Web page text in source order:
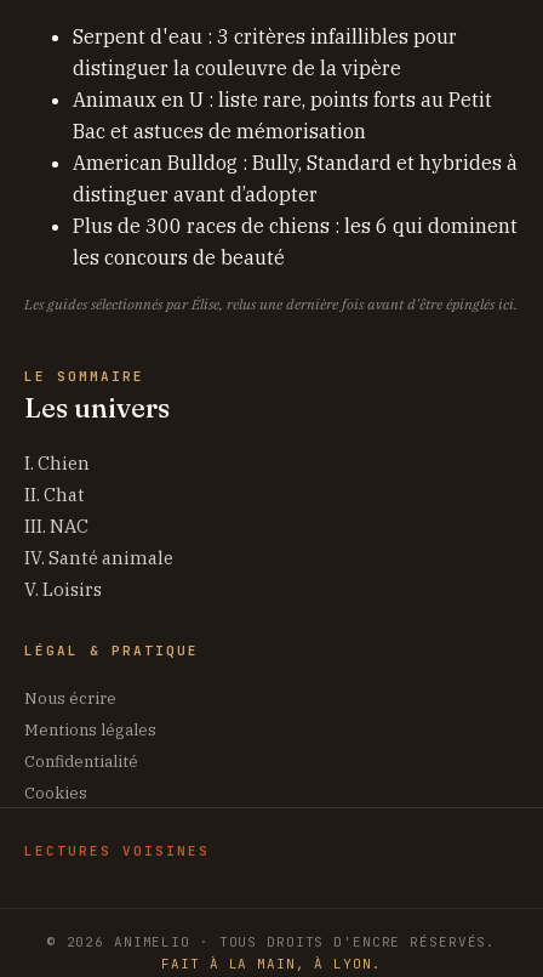
Serpent d'eau : 3 critères infaillibles pour
distinguer la couleuvre de la vipère
Animaux en U : liste rare, points forts au Petit
Bac et astuces de mémorisation
American Bulldog : Bully, Standard et hybrides à
distinguer avant d’adopter
Plus de 300 races de chiens : les 6 qui dominent
les concours de beauté
Les guides sélectionnés par Élise, relus une dernière fois avant d'être épinglés ici.
LE SOMMAIRE
Les univers
I. Chien
II. Chat
III. NAC
IV. Santé animale
V. Loisirs
LÉGAL & PRATIQUE
Nous écrire
Mentions légales
Confidentialité
Cookies
LECTURES VOISINES
© 2026 ANIMELIO · TOUS DROITS D'ENCRE RÉSERVÉS.
FAIT À LA MAIN, À LYON.